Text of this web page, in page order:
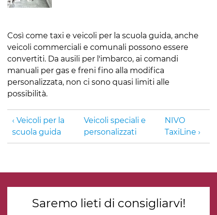
Così come taxi e veicoli per la scuola guida, anche
veicoli commerciali e comunali possono essere
convertiti. Da ausili per l'imbarco, ai comandi
manuali per gas e freni fino alla modifica
personalizzata, non ci sono quasi limiti alle
possibilità.
Veicoli per la
scuola guida
Veicoli speciali e
personalizzati
NIVO
TaxiLine
Saremo lieti di consigliarvi!